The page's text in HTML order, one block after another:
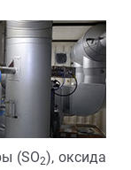
(SO2), оксида